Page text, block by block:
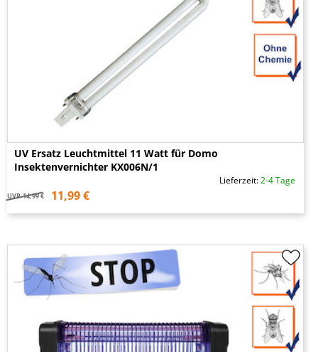
UV Ersatz Leuchtmittel 11 Watt für Domo
Insektenvernichter KX006N/1
Lieferzeit:2-4 Tage
UVP 14,99 € 11,99 €